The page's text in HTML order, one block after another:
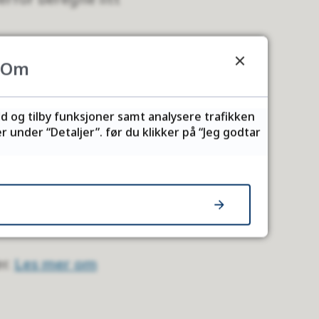
eller
Les mer om
Om
og tilby funksjoner samt analysere trafikken
“Detaljer”. før du klikker på “Jeg godtar